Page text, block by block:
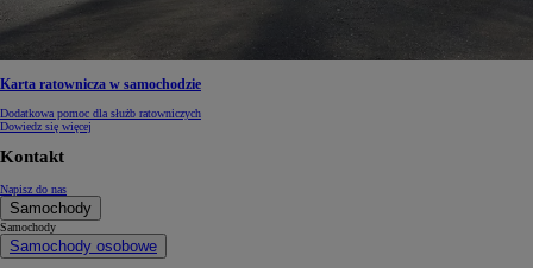
Karta ratownicza w samochodzie
Dodatkowa pomoc dla służb ratowniczych
Dowiedz się więcej
Kontakt
Napisz do nas
Samochody
Samochody
Samochody osobowe